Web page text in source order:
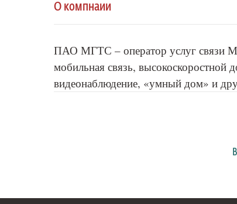
О компнаии
ПАО МГТС – оператор услуг связи
мобильная связь, высокоскоростной
видеонаблюдение, «умный дом» и